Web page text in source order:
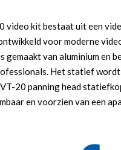
video kit bestaat uit een
voor moderne
van aluminium en
Het statief
20 panning head
en voorzien van een